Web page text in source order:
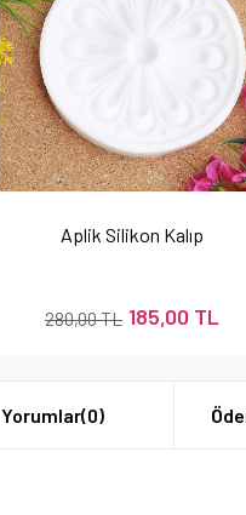
Aplik Silikon Kalıp
185,00 TL
280,00 TL
Yorumlar(0)